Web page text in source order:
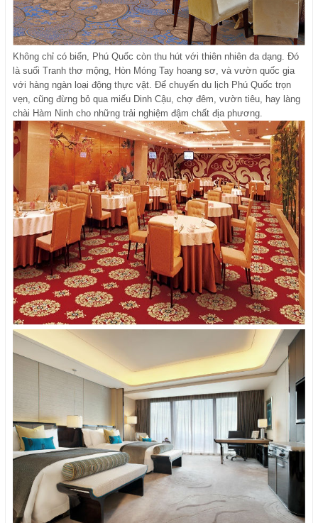
Không chỉ có biển, Phú Quốc còn thu hút với thiên nhiên đa dạng. Đó
là suối Tranh thơ mộng, Hòn Móng Tay hoang sơ, và vườn quốc gia
với hàng ngàn loại động thực vật. Để chuyến du lịch Phú Quốc trọn
vẹn, cũng đừng bỏ qua miếu Dinh Cậu, chợ đêm, vườn tiêu, hay làng
chài Hàm Ninh cho những trải nghiệm đậm chất địa phương.